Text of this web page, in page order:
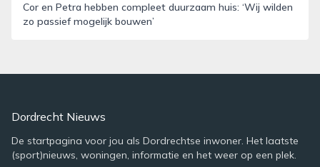
Cor en Petra hebben compleet duurzaam huis: ‘Wij wilden
zo passief mogelijk bouwen’
Dordrecht Nieuws
De startpagina voor jou als Dordrechtse inwoner. Het laatste
(sport)nieuws, woningen, informatie en het weer op een plek.